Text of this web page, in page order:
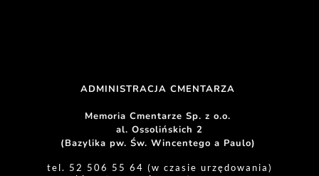
ADMINISTRACJA CMENTARZA
Memoria Cmentarze Sp. z o.o.
al. Ossolińskich 2
(Bazylika pw. Św. Wincentego a Paulo)
tel. 52 506 55 64 (w czasie urzędowania)